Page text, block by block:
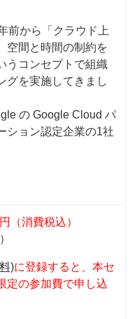
前から「クラウド上
空間と時間の制約を
うコンセプトで組織
グを実施してきまし
の Google Cloud パ
ション認定企業の1社
（消費税込）
)に登録すると、本セ
定の参加費で申し込